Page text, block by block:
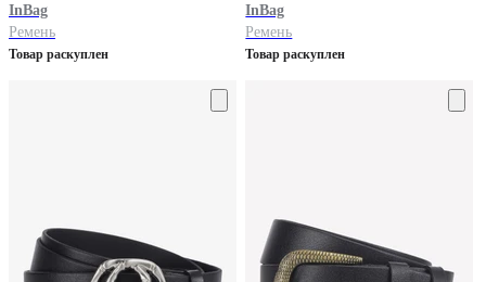
InBag
Ремень
Товар раскуплен
InBag
Ремень
Товар раскуплен